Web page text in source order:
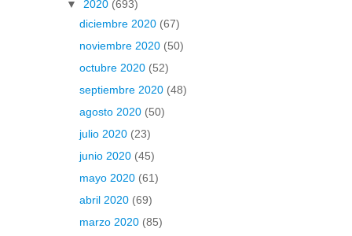
▼ 2020 (693)
diciembre 2020 (67)
noviembre 2020 (50)
octubre 2020 (52)
septiembre 2020 (48)
agosto 2020 (50)
julio 2020 (23)
junio 2020 (45)
mayo 2020 (61)
abril 2020 (69)
marzo 2020 (85)